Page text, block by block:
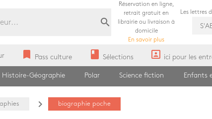
search
Réservation en ligne,
retrait gratuit en
librairie ou livraison à
domicile
En savoir plus
Les lettres
bookmark Pass culture book Sélections portrait ici pour les
Histoire-Géographie Polar Science fiction Enfants
navigate_next biographie poche